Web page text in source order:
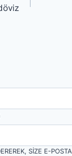
SIZE E-POSTA